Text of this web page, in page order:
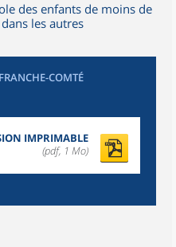
des enfants de moins de
les autres
COMTÉ
IMPRIMABLE
(pdf, 1 Mo)